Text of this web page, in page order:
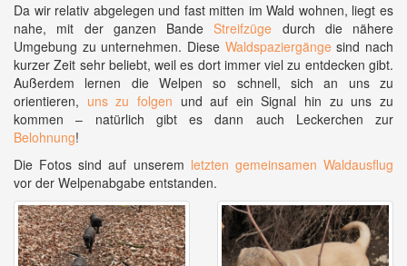
Da wir relativ abgelegen und fast mitten im Wald wohnen, liegt es
nahe, mit der ganzen BandeStreifzüge durch die nähere
Umgebung zu unternehmen. Diese Waldspaziergängesind nach
kurzer Zeit sehr beliebt, weil es dort immer viel zu entdecken gibt.
Außerdem lernen die Welpen so schnell, sich an uns zu
orientieren, uns zu folgen und auf ein Signal hin zu uns zu
kommen – natürlich gibt es dann auch Leckerchen zur
Belohnung!
Die Fotos sind auf unserem letzten gemeinsamen Waldausflug
vor der Welpenabgabe entstanden.